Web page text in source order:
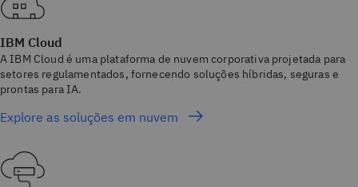
IBM Cloud
A IBM Cloud é uma plataforma de nuvem corporativa projetada para
setores regulamentados, fornecendo soluções híbridas, seguras e
prontas para IA.
Explore as soluções em nuvem